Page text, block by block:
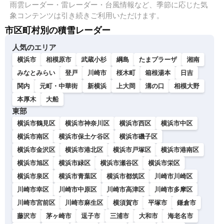
雨雲レーダー・雷レーダー・台風情報など、季節に応じた気
象コンテンツは引き続きご利用いただけます。
市区町村別の積雪レーダー
人気のエリア
横浜市 相模原市 武蔵小杉 綱島 たまプラーザ
湘南
みなとみらい
登戸 川崎市 桜木町 箱根湯本
日吉
関内
元町・中華街 新横浜 上大岡 溝の口
相模大野
本厚木
大船
東部
横浜市鶴見区 横浜市神奈川区 横浜市西区
横浜市中区
横浜市南区
横浜市保土ケ谷区
横浜市磯子区
横浜市金沢区
横浜市港北区 横浜市戸塚区
横浜市港南区
横浜市旭区
横浜市緑区 横浜市瀬谷区
横浜市栄区
横浜市泉区
横浜市青葉区 横浜市都筑区
川崎市川崎区
川崎市幸区
川崎市中原区 川崎市高津区
川崎市多摩区
川崎市宮前区
川崎市麻生区 横須賀市 平塚市
鎌倉市
藤沢市
茅ヶ崎市 逗子市 三浦市 大和市
海老名市